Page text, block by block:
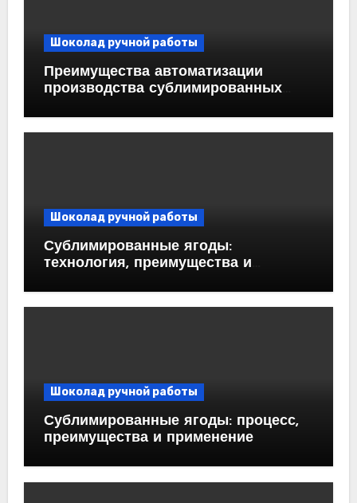
Шоколад ручной работы
Преимущества автоматизации
производства сублимированных
Шоколад ручной работы
Сублимированные ягоды:
технология, преимущества и
Шоколад ручной работы
Сублимированные ягоды: процесс,
преимущества и применение